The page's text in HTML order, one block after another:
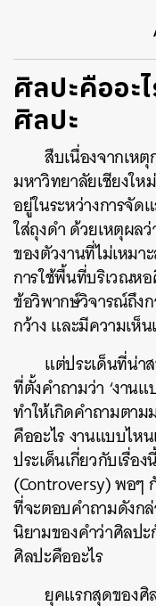
ศิลปะคืออะ
ศิลปะ
สืบเนื่องจากเห
มหาวิทยาลัยเชียงใ
อยู่ในระหว่างการจั
ใส่ถุงดำ ด้วยเหตุผล
ของตัวงานที่ไม่เหมา
การใช้พื้นที่บริเวณห
ข้อวิพากษ์วิจารณ์ถึง
กว้าง และมีความเห็
แต่ประเด็นที่น่า
ที่ตั้งคำถามว่า ‘งาน
ทำให้เกิดคำถามตาม
คืออะไร งานแบบไห
ประเด็นเกี่ยวกับเรื่อ
(Controversy) พอๆ
ที่จะตอบคำถามดังก
นิยามของคำว่าศิลป
ศิลปะคืออะไร
ยุคแรกสุดของศิ